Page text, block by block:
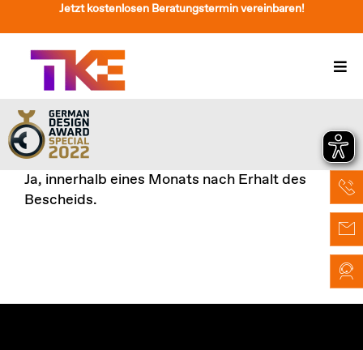
Inhalt
springen
Jetzt kostenlosen Beratungstermin vereinbaren!
Treppenlift
Preise
Service
Suche
Ja, innerhalb eines Monats nach Erhalt des
Bescheids.